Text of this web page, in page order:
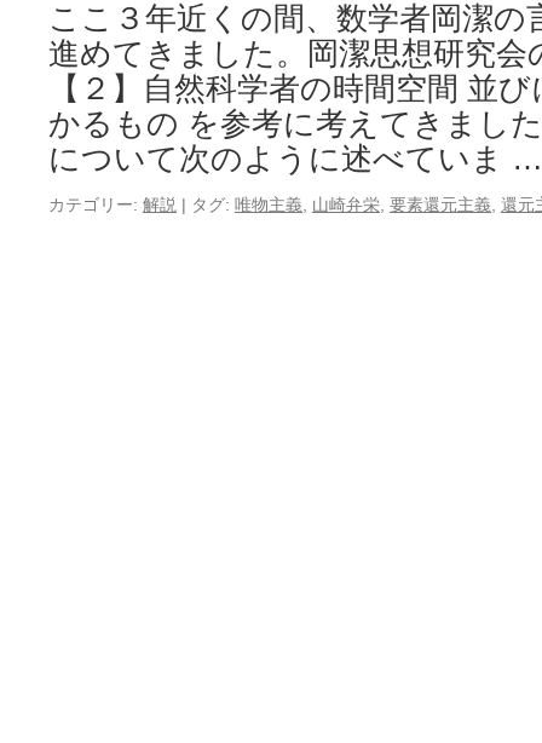
ここ３年近くの間、数学者岡潔の
進めてきました。岡潔思想研究会
【２】自然科学者の時間空間 並
かるもの を参考に考えてきまし
について次のように述べていま
カテゴリー: 解説 | タグ: 唯物主義 山崎弁栄 要素還元主義 還元